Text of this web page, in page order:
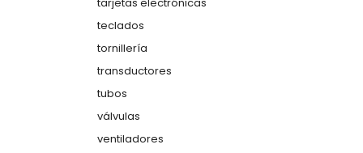
teclados
tornillería
transductores
tubos
válvulas
ventiladores